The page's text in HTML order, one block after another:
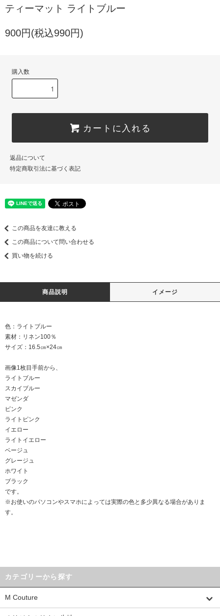
ティーマット ライトブルー
900円(税込990円)
購入数
カートに入れる
返品について
特定商取引法に基づく表記
この商品を友達に教える
この商品について問い合わせる
買い物を続ける
商品説明 イメージ
色：ライトブルー
素材：リネン100％
サイズ：16.5㎝×24㎝
画像1枚目手前から、
ライトブルー
スカイブルー
マゼンダ
ピンク
ライトピンク
イエロー
ライトイエロー
ベージュ
グレージュ
ホワイト
ブラック
です。
※お使いのパソコンやスマホによっては実際の色と多少異なる場合がありま
す。
カテゴリーから探す
M Couture